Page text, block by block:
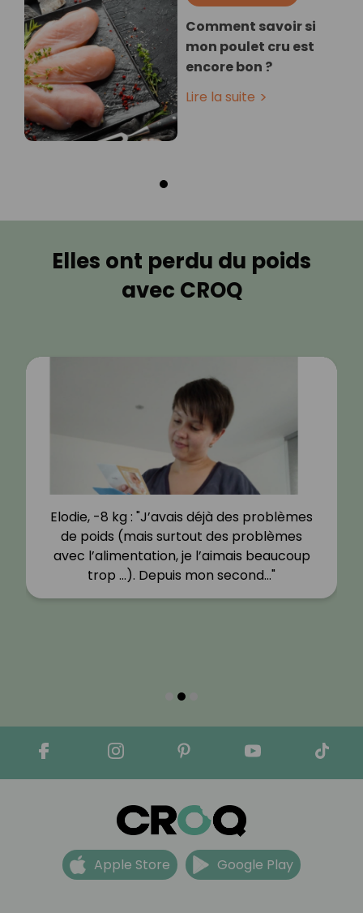
Comment savoir si
mon poulet cru est
encore bon ?
Lire la suite
Elles ont perdu du poids
avec CROQ
Elodie, -8 kg : "J’avais déjà des problèmes
de poids (mais surtout des problèmes
avec l’alimentation, je l’aimais beaucoup
trop …). Depuis mon second…"
Apple Store Google Play